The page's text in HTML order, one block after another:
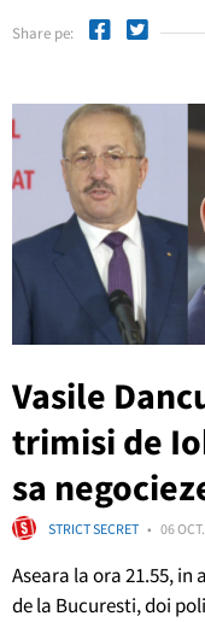
Share pe:
Vasile
trimisi de
sa
STRICT SECRET 06
Aseara la ora 21.55,
de la Bucuresti, doi